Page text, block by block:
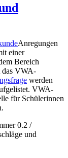
Anregungen
einer
Bereich
das VWA-
werden
VWA-
für Schülerinnen
0.2 /
und